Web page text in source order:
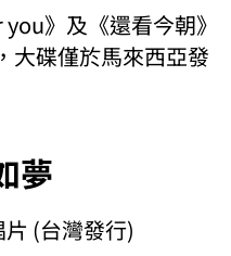
》及《還看今朝》
大碟僅於馬來西亞發
夢
(台灣發行)